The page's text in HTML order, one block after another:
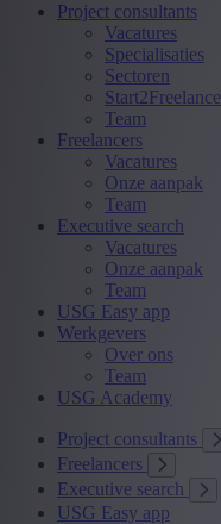
Project consultants
Vacatures
Specialisaties
Sectoren
Start2Freelance
Team
Freelancers
Vacatures
Onze aanpak
Team
Executive search
Vacatures
Onze aanpak
Team
USG Easy app
Werkgevers
Over ons
Team
USG Academy
Project consultants
Freelancers
Executive search
USG Easy app